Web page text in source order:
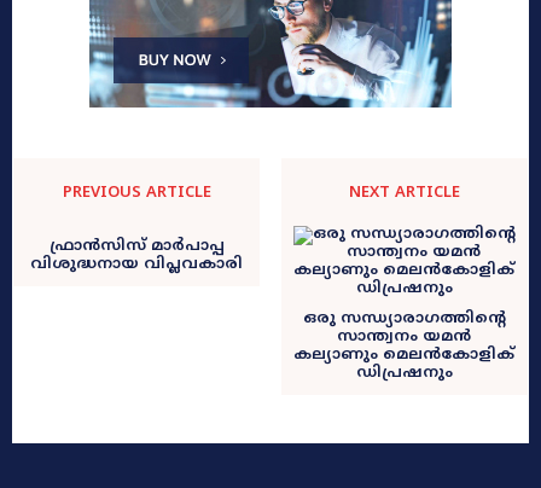
PREVIOUS ARTICLE
ഫ്രാൻസിസ് മാർപാപ്പ
വിശുദ്ധനായ വിപ്ലവകാരി
NEXT ARTICLE
ഒരു സന്ധ്യാരാഗത്തിന്റെ
സാന്ത്വനം യമൻ
കല്യാണും മെലൻകോളിക്
ഡിപ്രഷനും